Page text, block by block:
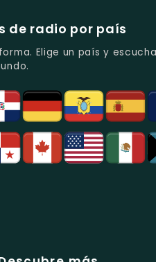
de radio por país
Elige un país y